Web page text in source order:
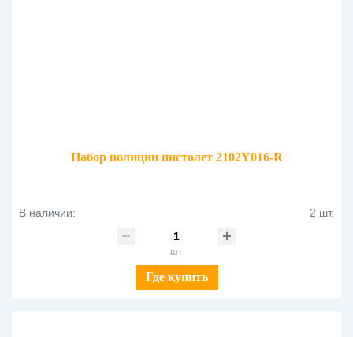
Набор полиции пистолет 2102Y016-R
В наличии: 2 шт.
шт
Где купить